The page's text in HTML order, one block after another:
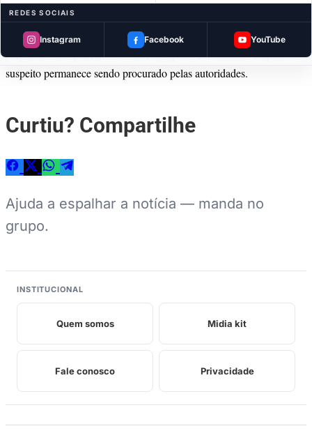
REDES SOCIAIS
Instagram Facebook YouTube
silêncio durante o interrogatório.
O adolescente também exerceu o direito de não responder às
perguntas da polícia. As investigações continuam, enquanto o
suspeito permanece sendo procurado pelas autoridades.
Curtiu? Compartilhe
Ajuda a espalhar a notícia — manda no
grupo.
INSTITUCIONAL
Quem somos Midia kit
Fale conosco Privacidade